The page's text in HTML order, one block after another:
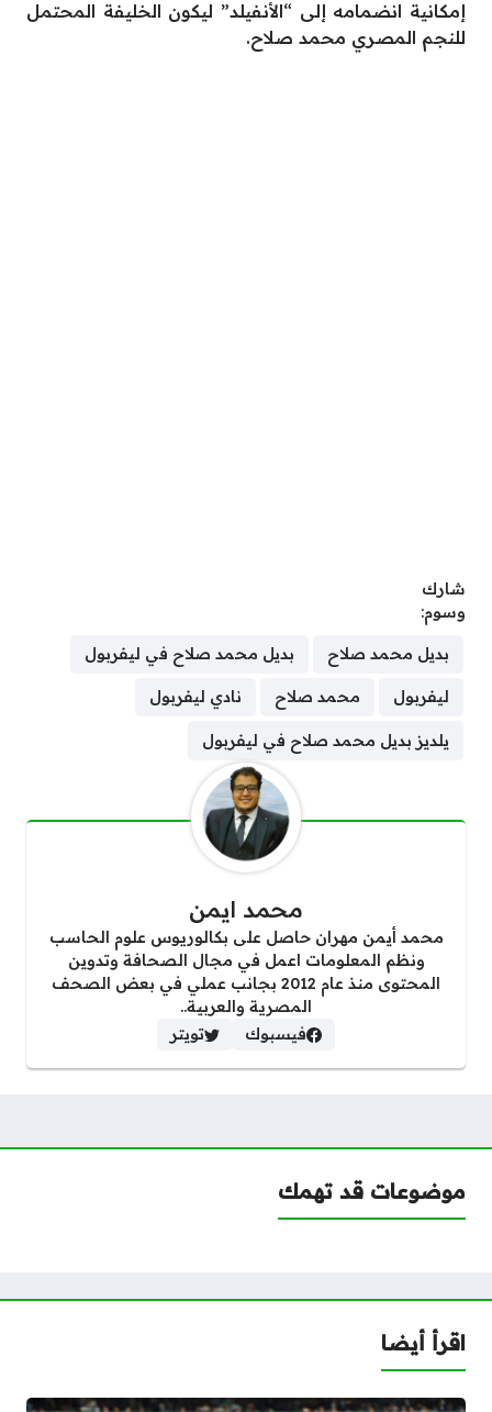
إمكانية انضمامه إلى “الأنفيلد” ليكون الخليفة المحتمل
للنجم المصري محمد صلاح.
شارك
وسوم:
بديل محمد صلاح بديل محمد صلاح في ليفربول
ليفربول محمد صلاح نادي ليفربول
يلديز بديل محمد صلاح في ليفربول
محمد ايمن
محمد أيمن مهران حاصل على بكالوريوس علوم الحاسب
ونظم المعلومات اعمل في مجال الصحافة وتدوين
المحتوى منذ عام 2012 بجانب عملي في بعض الصحف
المصرية والعربية..
فيسبوك
تويتر
موضوعات قد تهمك
اقرأ أيضا